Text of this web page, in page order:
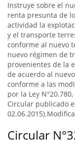
Instruye sobre el
renta presunta de
actividad la
y el transporte
conforme al nuevo
nuevo régimen de
provenientes de la
de acuerdo al
conforme a las
por la Ley
Circular publicado
Circular